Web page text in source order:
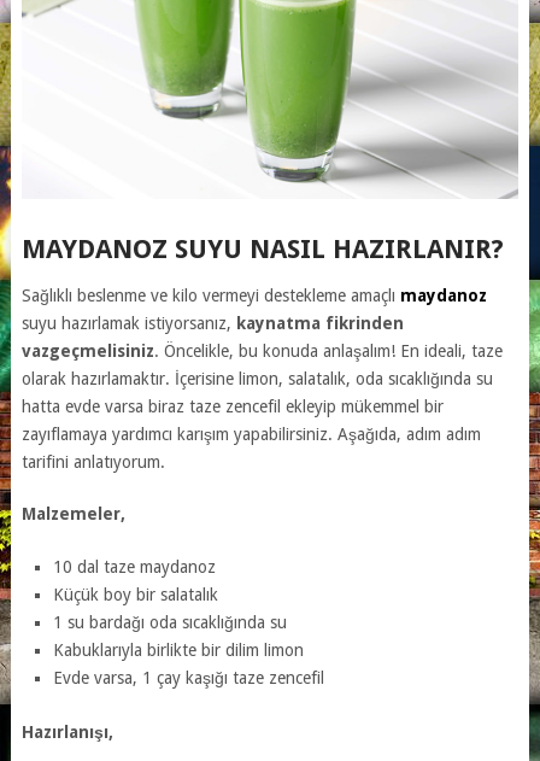
MAYDANOZ SUYU NASIL HAZIRLANIR?
Sağlıklı beslenme ve kilo vermeyi destekleme amaçlı maydanoz
suyu hazırlamak istiyorsanız, kaynatma fikrinden
vazgeçmelisiniz. Öncelikle, bu konuda anlaşalım! En ideali, taze
olarak hazırlamaktır. İçerisine limon, salatalık, oda sıcaklığında su
hatta evde varsa biraz taze zencefil ekleyip mükemmel bir
zayıflamaya yardımcı karışım yapabilirsiniz. Aşağıda, adım adım
tarifini anlatıyorum.
Malzemeler,
10 dal taze maydanoz
Küçük boy bir salatalık
1 su bardağı oda sıcaklığında su
Kabuklarıyla birlikte bir dilim limon
Evde varsa, 1 çay kaşığı taze zencefil
Hazırlanışı,